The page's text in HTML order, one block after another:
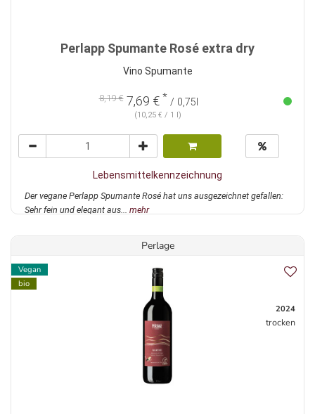
Perlapp Spumante Rosé extra dry
Vino Spumante
8,19 €7,69 € * / 0,75l
(10,25 € / 1 l)
Lebensmittelkennzeichnung
Der vegane Perlapp Spumante Rosé hat uns ausgezeichnet gefallen:
Sehr fein und elegant aus... mehr
Perlage
Vegan
bio
2024
trocken